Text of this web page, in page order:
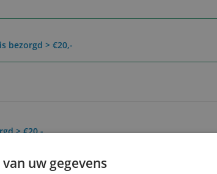
bezorgd > €20,-
> €20,-
uw gegevens